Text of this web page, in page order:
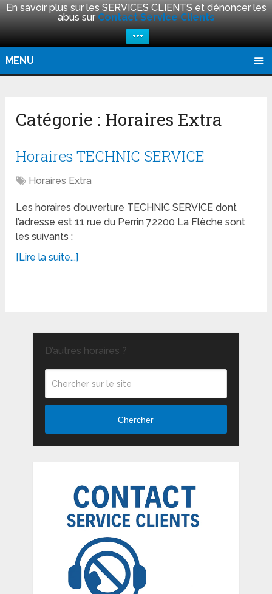
En savoir plus sur les SERVICES CLIENTS et dénoncer les
abus sur Contact Service Clients
+++
MENU
Catégorie : Horaires Extra
Horaires TECHNIC SERVICE
Horaires Extra
Les horaires d’ouverture TECHNIC SERVICE dont
l’adresse est 11 rue du Perrin 72200 La Flèche sont
les suivants :
[Lire la suite...]
D’autres horaires ?
Chercher